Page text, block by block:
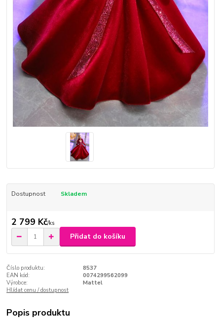
Dostupnost Skladem
2 799 Kč/ks
Přidat do košíku
Číslo produktu:
8537
EAN kód:
0074299562099
Výrobce:
Mattel
Hlídat cenu / dostupnost
Popis produktu